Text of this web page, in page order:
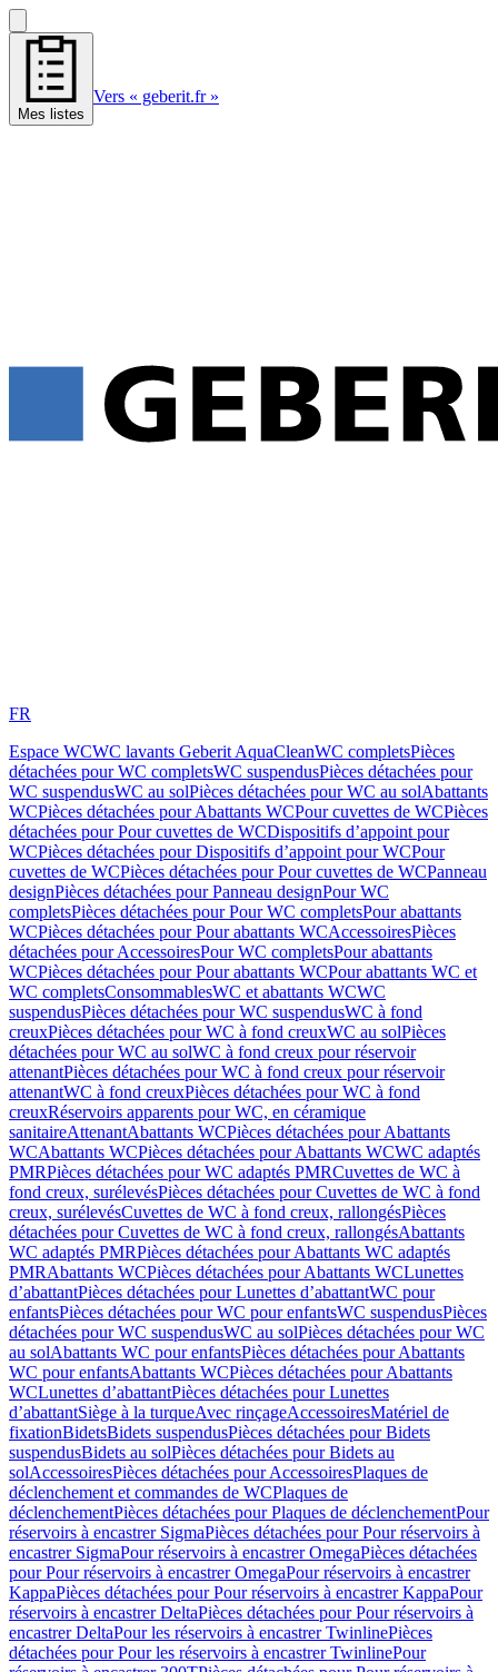
Mes listes
Vers « geberit.fr »
FR
Espace WCWC lavants Geberit AquaCleanWC completsPièces
détachées pour WC completsWC suspendusPièces détachées pour
WC suspendusWC au solPièces détachées pour WC au solAbattants
WCPièces détachées pour Abattants WCPour cuvettes de WCPièces
détachées pour Pour cuvettes de WCDispositifs d’appoint pour
WCPièces détachées pour Dispositifs d’appoint pour WCPour
cuvettes de WCPièces détachées pour Pour cuvettes de WCPanneau
designPièces détachées pour Panneau designPour WC
completsPièces détachées pour Pour WC completsPour abattants
WCPièces détachées pour Pour abattants WCAccessoiresPièces
détachées pour AccessoiresPour WC completsPour abattants
WCPièces détachées pour Pour abattants WCPour abattants WC et
WC completsConsommablesWC et abattants WCWC
suspendusPièces détachées pour WC suspendusWC à fond
creuxPièces détachées pour WC à fond creuxWC au solPièces
détachées pour WC au solWC à fond creux pour réservoir
attenantPièces détachées pour WC à fond creux pour réservoir
attenantWC à fond creuxPièces détachées pour WC à fond
creuxRéservoirs apparents pour WC, en céramique
sanitaireAttenantAbattants WCPièces détachées pour Abattants
WCAbattants WCPièces détachées pour Abattants WCWC adaptés
PMRPièces détachées pour WC adaptés PMRCuvettes de WC à
fond creux, surélevésPièces détachées pour Cuvettes de WC à fond
creux, surélevésCuvettes de WC à fond creux, rallongésPièces
détachées pour Cuvettes de WC à fond creux, rallongésAbattants
WC adaptés PMRPièces détachées pour Abattants WC adaptés
PMRAbattants WCPièces détachées pour Abattants WCLunettes
d’abattantPièces détachées pour Lunettes d’abattantWC pour
enfantsPièces détachées pour WC pour enfantsWC suspendusPièces
détachées pour WC suspendusWC au solPièces détachées pour WC
au solAbattants WC pour enfantsPièces détachées pour Abattants
WC pour enfantsAbattants WCPièces détachées pour Abattants
WCLunettes d’abattantPièces détachées pour Lunettes
d’abattantSiège à la turqueAvec rinçageAccessoiresMatériel de
fixationBidetsBidets suspendusPièces détachées pour Bidets
suspendusBidets au solPièces détachées pour Bidets au
solAccessoiresPièces détachées pour AccessoiresPlaques de
déclenchement et commandes de WCPlaques de
déclenchementPièces détachées pour Plaques de déclenchementPour
réservoirs à encastrer SigmaPièces détachées pour Pour réservoirs à
encastrer SigmaPour réservoirs à encastrer OmegaPièces détachées
pour Pour réservoirs à encastrer OmegaPour réservoirs à encastrer
KappaPièces détachées pour Pour réservoirs à encastrer KappaPour
réservoirs à encastrer DeltaPièces détachées pour Pour réservoirs à
encastrer DeltaPour les réservoirs à encastrer TwinlinePièces
détachées pour Pour les réservoirs à encastrer TwinlinePour